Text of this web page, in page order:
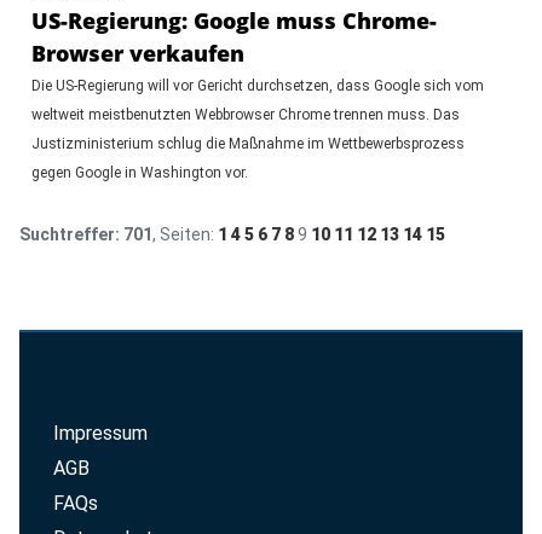
US-Regierung: Google muss Chrome-
Browser verkaufen
Die US-Regierung will vor Gericht durchsetzen, dass Google sich vom
weltweit meistbenutzten Webbrowser Chrome trennen muss. Das
Justizministerium schlug die Maßnahme im Wettbewerbsprozess
gegen Google in Washington vor.
Suchtreffer: 701, Seiten: 1 4 5 6 7 8 9 10 11 12 13 14 15
Impressum
AGB
FAQs